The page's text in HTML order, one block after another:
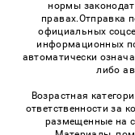
нормы
правах.Отправка
официальных
информационных
автоматически
либо
Возрастная
ответственности за
размещенные на